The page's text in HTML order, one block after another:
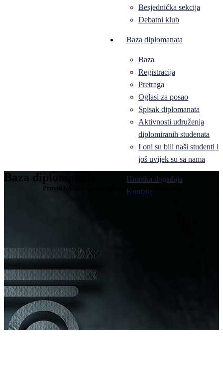
Besjednička sekcija
Debatni klub
Baza diplomanata
Baza
Registracija
Pretraga
Oglasi za posao
Spisak diplomanata
Aktivnosti udruženja
diplomiranih studenata
I oni su bili naši studenti i
još uvijek su sa nama
Hronika događaja
Kontakt
Baza diplomanata
Pravni fakultet Univerziteta u Istočnom Sarajevu